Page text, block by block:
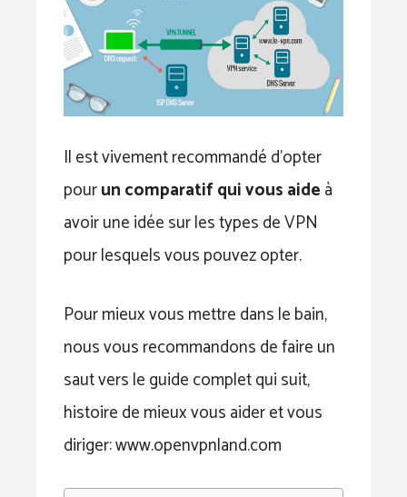
Il est vivement recommandé d’opter
pourun comparatif qui vous aideà
avoir une idée sur les types de VPN
pour lesquels vous pouvez opter.
Pour mieux vous mettre dans le bain,
nous vous recommandons de faire un
saut vers le guide complet qui suit,
histoire de mieux vous aider et vous
diriger: www.openvpnland.com